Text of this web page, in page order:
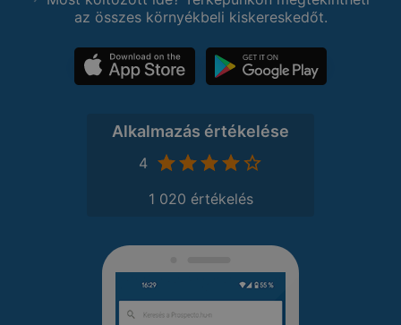
az összes környékbeli kiskereskedőt.
Alkalmazás értékelése
4
1 020 értékelés